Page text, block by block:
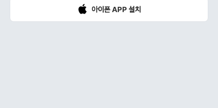
아이폰 APP 설치